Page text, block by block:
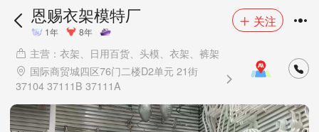
恩赐衣架模特厂
1年 8年
关注
主营：衣架、日用百货、头模、衣架、裤架
37104 37111B 37111A